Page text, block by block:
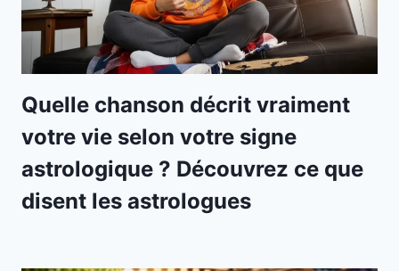
Quelle chanson décrit vraiment
votre vie selon votre signe
astrologique ? Découvrez ce que
disent les astrologues